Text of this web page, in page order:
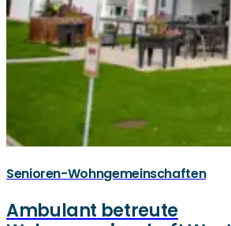
Senioren-Wohngemeinschaften
Ambulant betreute